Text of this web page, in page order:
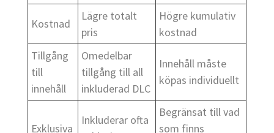
Kostnad
Lägre totalt
pris
Högre kumulativ
kostnad
Tillgång
till
innehåll
Omedelbar
tillgång till all
inkluderad DLC
Innehåll måste
köpas individuellt
Exklusiva
Inkluderar ofta
Begränsat till vad
som finns